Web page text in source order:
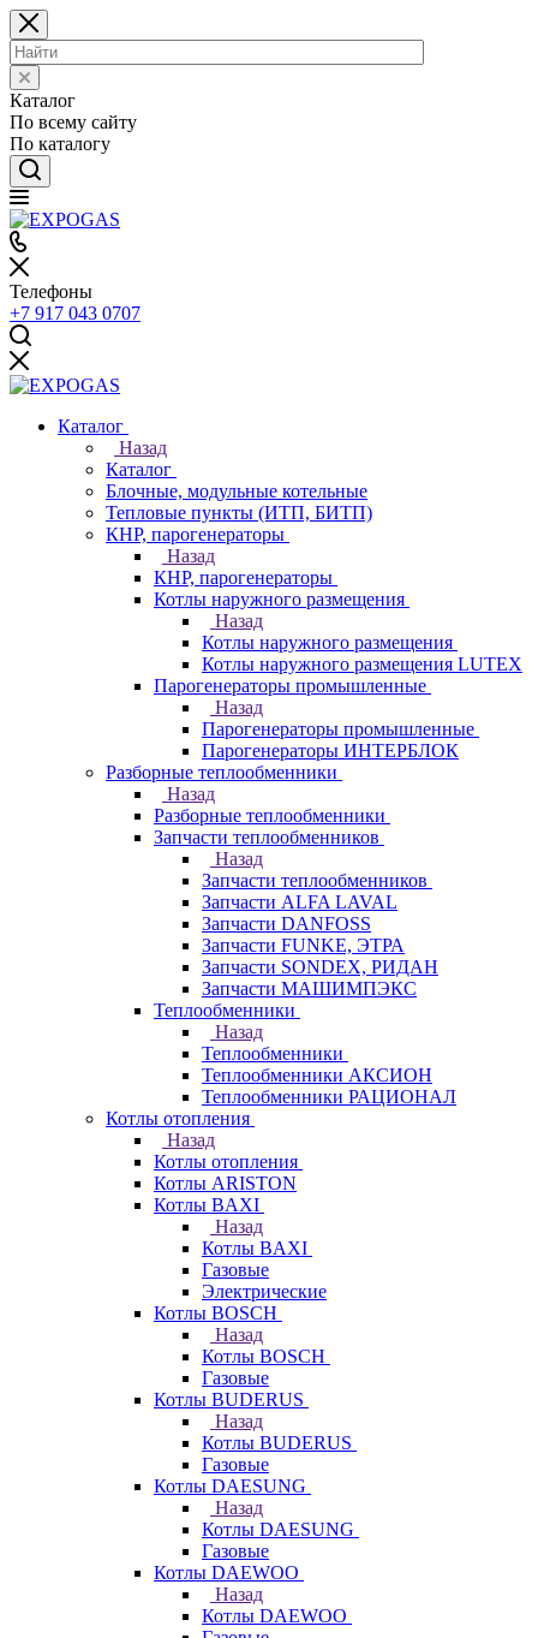
Каталог
По всему сайту
По каталогу
Телефоны
+7 917 043 0707
Каталог
Назад
Каталог
Блочные, модульные котельные
Тепловые пункты (ИТП, БИТП)
КНР, парогенераторы
Назад
КНР, парогенераторы
Котлы наружного размещения
Назад
Котлы наружного размещения
Котлы наружного размещения LUTEX
Парогенераторы промышленные
Назад
Парогенераторы промышленные
Парогенераторы ИНТЕРБЛОК
Разборные теплообменники
Назад
Разборные теплообменники
Запчасти теплообменников
Назад
Запчасти теплообменников
Запчасти ALFA LAVAL
Запчасти DANFOSS
Запчасти FUNKE, ЭТРА
Запчасти SONDEX, РИДАН
Запчасти МАШИМПЭКС
Теплообменники
Назад
Теплообменники
Теплообменники АКСИОН
Теплообменники РАЦИОНАЛ
Котлы отопления
Назад
Котлы отопления
Котлы ARISTON
Котлы BAXI
Назад
Котлы BAXI
Газовые
Электрические
Котлы BOSCH
Назад
Котлы BOSCH
Газовые
Котлы BUDERUS
Назад
Котлы BUDERUS
Газовые
Котлы DAESUNG
Назад
Котлы DAESUNG
Газовые
Котлы DAEWOO
Назад
Котлы DAEWOO